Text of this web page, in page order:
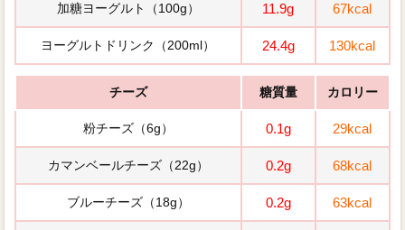
加糖ヨーグルト（100g） 11.9g 67kcal
ヨーグルトドリンク（200ml） 24.4g 130kcal
チーズ 糖質量 カロリー
粉チーズ（6g） 0.1g 29kcal
カマンベールチーズ（22g） 0.2g 68kcal
ブルーチーズ（18g） 0.2g 63kcal